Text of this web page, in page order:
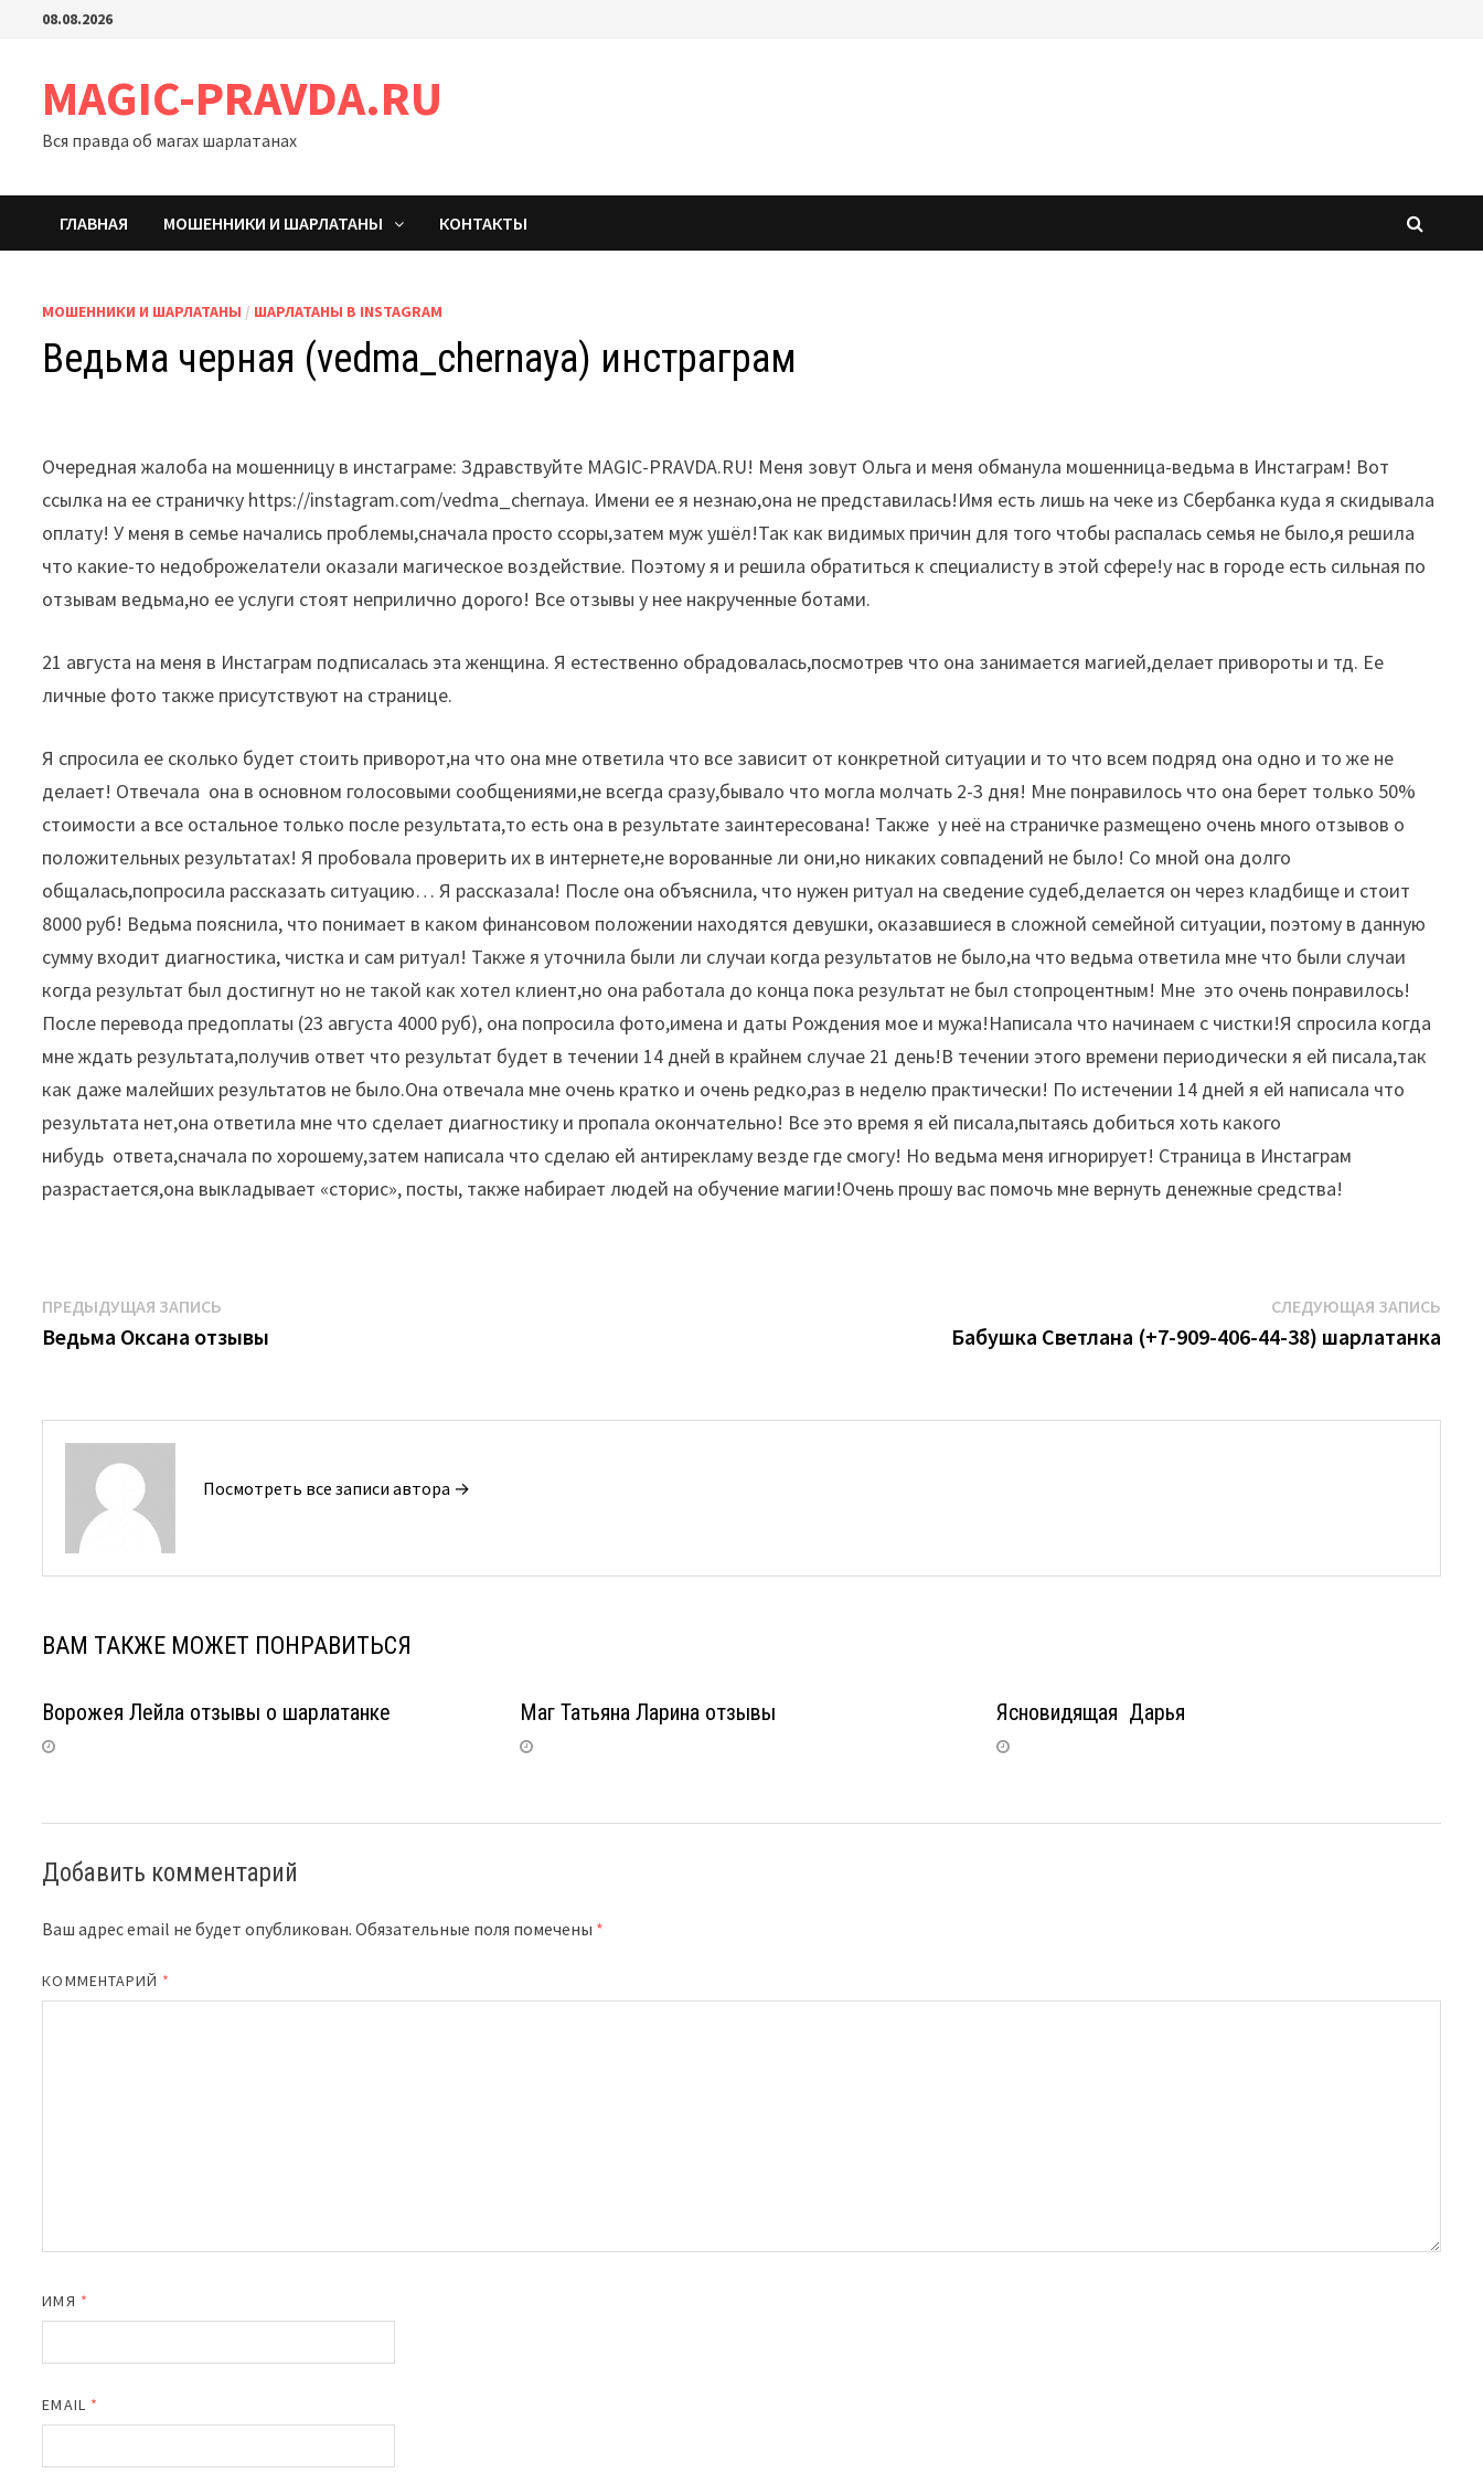
Перейти08.08.2026
MAGIC-PRAVDA.RU
Вся правда об магах шарлатанах
ГЛАВНАЯ МОШЕННИКИ И ШАРЛАТАНЫ КОНТАКТЫ
МОШЕННИКИ И ШАРЛАТАНЫ / ШАРЛАТАНЫ В INSTAGRAM
Ведьма черная (vedma_chernaya) инстраграм
Очередная жалоба на мошенницу в инстаграме: Здравствуйте MAGIC-PRAVDA.RU! Меня зовут Ольга и меня обманула мошенница-ведьма в Инстаграм! Вот
ссылка на ее страничку https://instagram.com/vedma_chernaya. Имени ее я незнаю,она не представилась!Имя есть лишь на чеке из Сбербанка куда я скидывала
оплату!У меня в семье начались проблемы,сначала просто ссоры,затем муж ушёл!Так как видимых причин для того чтобы распалась семья не было,я решила
что какие-то недоброжелатели оказали магическое воздействие. Поэтому я и решила обратиться к специалисту в этой сфере!у нас в городе есть сильная по
отзывам ведьма,но ее услуги стоят неприлично дорого! Все отзывы у нее накрученные ботами.
21 августа на меня в Инстаграм подписалась эта женщина. Я естественно обрадовалась,посмотрев что она занимается магией,делает привороты и тд. Ее
личные фото также присутствуют на странице.
Я спросила ее сколько будет стоить приворот,на что она мне ответила что все зависит от конкретной ситуации и то что всем подряд она одно и то же не
делает! Отвечала она в основном голосовыми сообщениями,не всегда сразу,бывало что могла молчать 2-3 дня! Мне понравилось что она берет только 50%
стоимости а все остальное только после результата,то есть она в результате заинтересована! Также у неё на страничке размещено очень много отзывов о
положительных результатах! Я пробовала проверить их в интернете,не ворованные ли они,но никаких совпадений не было! Со мной она долго
общалась,попросила рассказать ситуацию… Я рассказала! После она объяснила, что нужен ритуал на сведение судеб,делается он через кладбище и стоит
8000 руб! Ведьма пояснила, что понимает в каком финансовом положении находятся девушки, оказавшиеся в сложной семейной ситуации, поэтому в данную
сумму входит диагностика, чистка и сам ритуал! Также я уточнила были ли случаи когда результатов не было,на что ведьма ответила мне что были случаи
когда результат был достигнут но не такой как хотел клиент,но она работала до конца пока результат не был стопроцентным! Мне это очень понравилось!
После перевода предоплаты (23 августа 4000 руб), она попросила фото,имена и даты Рождения мое и мужа!Написала что начинаем с чистки!Я спросила когда
мне ждать результата,получив ответ что результат будет в течении 14 дней в крайнем случае 21 день!В течении этого времени периодически я ей писала,так
как даже малейших результатов не было.Она отвечала мне очень кратко и очень редко,раз в неделю практически! По истечении 14 дней я ей написала что
результата нет,она ответила мне что сделает диагностику и пропала окончательно! Все это время я ей писала,пытаясь добиться хоть какого
нибудь ответа,сначала по хорошему,затем написала что сделаю ей антирекламу везде где смогу! Но ведьма меня игнорирует! Страница в Инстаграм
разрастается,она выкладывает «сторис», посты, также набирает людей на обучение магии!Очень прошу вас помочь мне вернуть денежные средства!
Навигация
по
ПРЕДЫДУЩАЯ ЗАПИСЬ
запись:
Ведьма Оксана отзывы
СЛЕДУЮЩАЯ ЗАПИСЬ
Бабушка Светлана (+7-909-406-44-38) шарлатанка
Посмотреть все записи автора →
ВАМ ТАКЖЕ МОЖЕТ ПОНРАВИТЬСЯ
Ворожея Лейла отзывы о шарлатанке Маг Татьяна Ларина отзывы Ясновидящая Дарья
Добавить комментарий
Ваш адрес email не будет опубликован. Обязательные поля помечены *
КОММЕНТАРИЙ *
ИМЯ *
EMAIL *